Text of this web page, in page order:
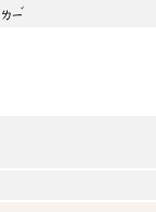
ㄌㄧ
ˇ